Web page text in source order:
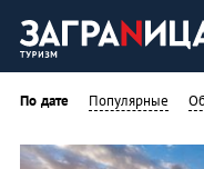
По дате Популярные